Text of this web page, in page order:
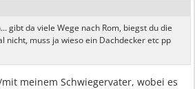
gibt da viele Wege nach Rom, biegst du die
nicht, muss ja wieso ein Dachdecker etc pp
meinem Schwiegervater, wobei es